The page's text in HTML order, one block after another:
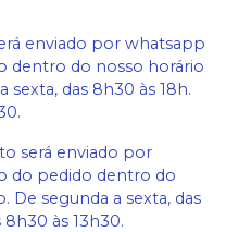
enviado por whatsapp
dentro do nosso horário
das 8h30 às 18h.
será enviado por
do pedido dentro do
De segunda a sexta, das
8h30 às 13h30.